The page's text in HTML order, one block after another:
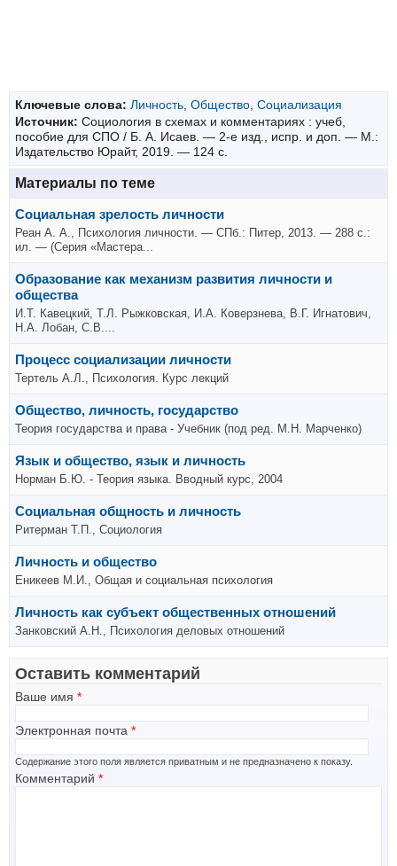
Ключевые слова: Личность, Общество, Социализация
Источник: Социология в схемах и комментариях : учеб,
пособие для СПО / Б. А. Исаев. — 2-е изд., испр. и доп. — М.:
Издательство Юрайт, 2019. — 124 с.
Материалы по теме
Социальная зрелость личности
Реан А. А., Психология личности. — СПб.: Питер, 2013. — 288 с.:
ил. — (Серия «Мастера...
Образование как механизм развития личности и
общества
И.Т. Кавецкий, Т.Л. Рыжковская, И.А. Коверзнева, В.Г. Игнатович,
Н.А. Лобан, С.В....
Процесс социализации личности
Тертель А.Л., Психология. Курс лекций
Общество, личность, государство
Теория государства и права - Учебник (под ред. М.Н. Марченко)
Язык и общество, язык и личность
Норман Б.Ю. - Теория языка. Вводный курс, 2004
Социальная общность и личность
Ритерман Т.П., Социология
Личность и общество
Еникеев М.И., Общая и социальная психология
Личность как субъект общественных отношений
Занковский А.Н., Психология деловых отношений
Оставить комментарий
Ваше имя *
Электронная почта *
Содержание этого поля является приватным и не предназначено к показу.
Комментарий *